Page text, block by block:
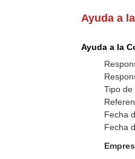
Ayuda a
Ayuda a la
Tipo de
Fecha
Fecha